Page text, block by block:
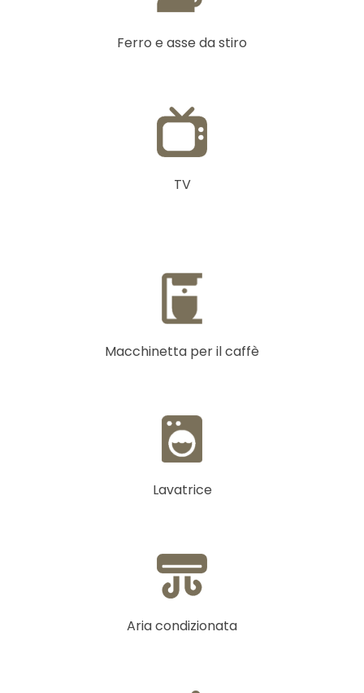
Ferro e asse da stiro
TV
Macchinetta per il caffè
Lavatrice
Aria condizionata